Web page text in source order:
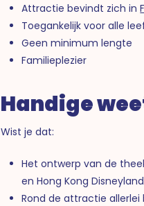
Attractie bevindt zich in
Toegankelijk voor alle
Geen minimum lengte
Familieplezier
Handige
Wist je dat:
Het ontwerp van de
en Hong Kong
Rond de attractie allerlei